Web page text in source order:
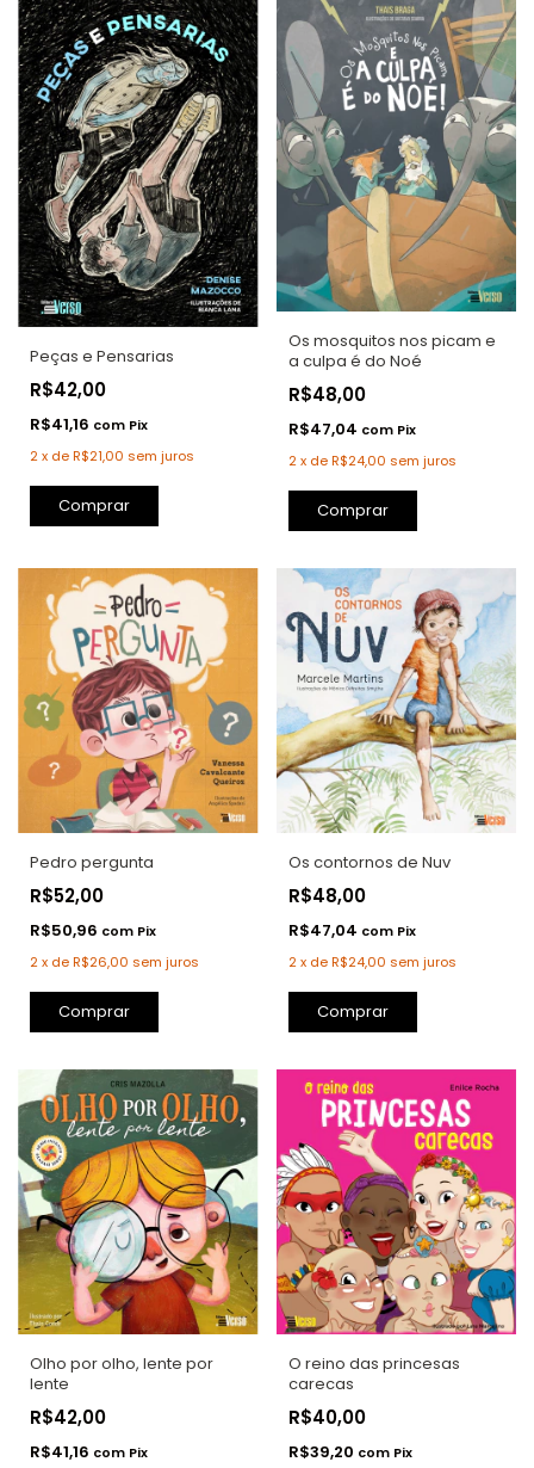
Peças e Pensarias
R$42,00
R$41,16 com Pix
2x deR$21,00 sem juros
Comprar
Os mosquitos nos picam e
a culpa é do Noé
R$48,00
R$47,04 com Pix
2 x deR$24,00 sem juros
Pedro pergunta
R$52,00
R$50,96 com Pix
2x deR$26,00 sem juros
Comprar
Os contornos de Nuv
R$48,00
R$47,04 com Pix
2 x deR$24,00 sem juros
Olho por olho, lente por
lente
R$42,00
R$41,16 com Pix
O reino das princesas
carecas
R$40,00
R$39,20 com Pix